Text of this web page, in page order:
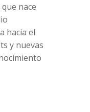
nace
hacia el
y nuevas